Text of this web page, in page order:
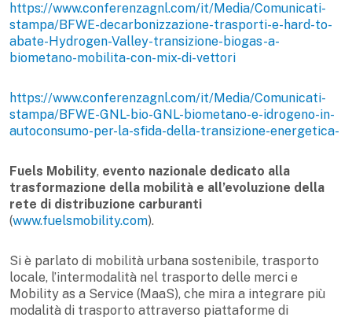
https://www.conferenzagnl.com/it/Media/Comunicati-
stampa/BFWE-decarbonizzazione-trasporti-e-hard-to-
abate-Hydrogen-Valley-transizione-biogas-a-
biometano-mobilita-con-mix-di-vettori
https://www.conferenzagnl.com/it/Media/Comunicati-
stampa/BFWE-GNL-bio-GNL-biometano-e-idrogeno-in-
autoconsumo-per-la-sfida-della-transizione-energetica-
Fuels Mobility, evento nazionale dedicato alla
trasformazione della mobilità e all’evoluzione della
rete di distribuzione carburanti
(www.fuelsmobility.com).
Si è parlato di mobilità urbana sostenibile, trasporto
locale, l’intermodalità nel trasporto delle merci e
Mobility as a Service (MaaS), che mira a integrare più
modalità di trasporto attraverso piattaforme di